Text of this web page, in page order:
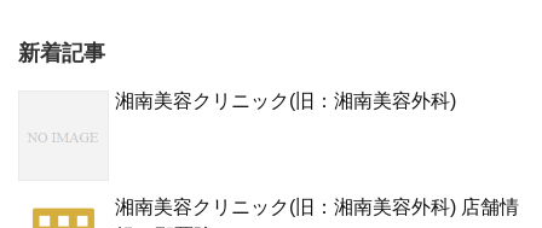
新着記事
湘南美容クリニック(旧：湘南美容外科)
湘南美容クリニック(旧：湘南美容外科) 店舗情